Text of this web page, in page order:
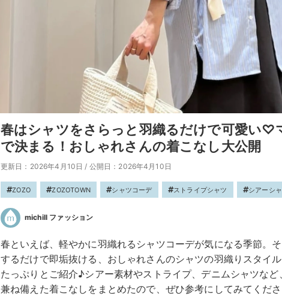
春はシャツをさらっと羽織るだけで可愛い♡
で決まる！おしゃれさんの着こなし大公開
更新日：2026年4月10日 / 公開日：2026年4月10日
ZOZO ZOZOTOWN シャツコーデ ストライプシャツ シアーシ
michill ファッション
春といえば、軽やかに羽織れるシャツコーデが気になる季節。
するだけで即垢抜ける、おしゃれさんのシャツの羽織りスタイ
たっぷりとご紹介♪シアー素材やストライプ、デニムシャツな
兼ね備えた着こなしをまとめたので、ぜひ参考にしてみてくださ